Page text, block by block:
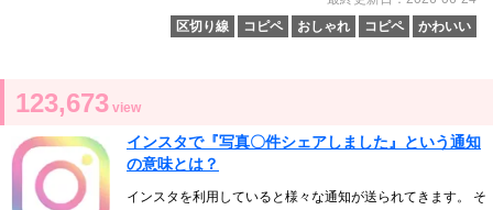
区切り線
コピペ おしゃれ コピペ かわいい
123,673 view
インスタで『写真〇件シェアしました』という通知
の意味とは？
インスタを利用していると様々な通知が送られてきます。 そ